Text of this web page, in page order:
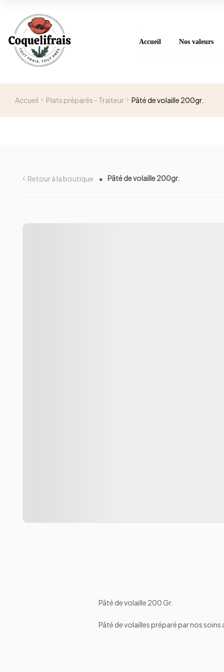
Accueil Nos valeurs
Accueil Plats préparés - Traiteur Pâté de volaille 200gr.
Retour à la boutique Pâté de volaille 200gr.
Pâté de volaille 200 Gr.
Pâté de volailles préparé par nos soins